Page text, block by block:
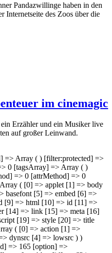
Pandazwillinge haben in den
Internetseite des Zoos über die
im cinemagic
Erzähler und ein Musiker live
auf großer Leinwand.
=> Array ( ) [filter:protected] =>
0 [tagsArray] => Array ( )
=> 0 [attrMethod] => 0
( [0] => applet [1] => body
basefont [5] => embed [6] =>
[9] => html [10] => id [11] =>
[14] => link [15] => meta [16]
[19] => style [20] => title
( [0] => action [1] =>
dynsrc [4] => lowsrc ) )
=> 165 [option] =>